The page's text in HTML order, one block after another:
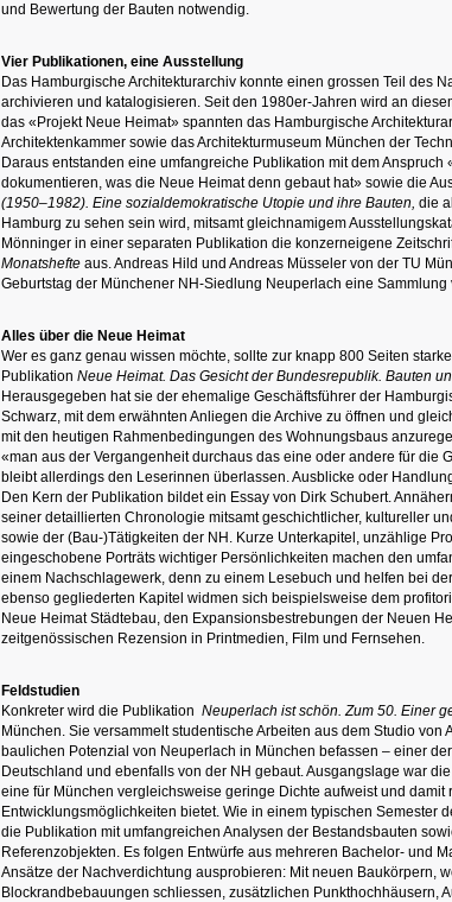
und Bewertung der Bauten notwendig.
Vier Publikationen, eine Ausstellung
Das Hamburgische Architekturarchiv konnte einen grossen Teil des
archivieren und katalogisieren. Seit den 1980er-Jahren wird an
das «Projekt Neue Heimat» spannten das Hamburgische
Architektenkammer sowie das Architekturmuseum München der
Daraus entstanden eine umfangreiche Publikation mit dem Anspruch
dokumentieren, was die Neue Heimat denn gebaut hat» sowie die
(1950–1982). Eine sozialdemokratische Utopie und ihre Bauten, die
Hamburg zu sehen sein wird, mitsamt gleichnamigem
Mönninger in einer separaten Publikation die konzerneigene
Monatshefte aus. Andreas Hild und Andreas Müsseler von der TU
Geburtstag der Münchener NH-Siedlung Neuperlach eine Sammlung
Alles über die Neue Heimat
Wer es ganz genau wissen möchte, sollte zur knapp 800 Seiten
Publikation Neue Heimat. Das Gesicht der Bundesrepublik. Bauten
Herausgegeben hat sie der ehemalige Geschäftsführer der
Schwarz, mit dem erwähnten Anliegen die Archive zu öffnen und
mit den heutigen Rahmenbedingungen des Wohnungsbaus
«man aus der Vergangenheit durchaus das eine oder andere für die
bleibt allerdings den Leserinnen überlassen. Ausblicke oder
Den Kern der Publikation bildet ein Essay von Dirk Schubert.
seiner detaillierten Chronologie mitsamt geschichtlicher, kultureller
sowie der (Bau-)Tätigkeiten der NH. Kurze Unterkapitel, unzählige
eingeschobene Porträts wichtiger Persönlichkeiten machen den
einem Nachschlagewerk, denn zu einem Lesebuch und helfen bei
ebenso gegliederten Kapitel widmen sich beispielsweise dem
Neue Heimat Städtebau, den Expansionsbestrebungen der Neuen
zeitgenössischen Rezension in Printmedien, Film und Fernsehen.
Feldstudien
Konkreter wird die Publikation Neuperlach ist schön. Zum 50. Einer
München. Sie versammelt studentische Arbeiten aus dem Studio von
baulichen Potenzial von Neuperlach in München befassen – einer
Deutschland und ebenfalls von der NH gebaut. Ausgangslage war
eine für München vergleichsweise geringe Dichte aufweist und damit
Entwicklungsmöglichkeiten bietet. Wie in einem typischen Semester
die Publikation mit umfangreichen Analysen der Bestandsbauten
Referenzobjekten. Es folgen Entwürfe aus mehreren Bachelor- und
Ansätze der Nachverdichtung ausprobieren: Mit neuen Baukörpern,
Blockrandbebauungen schliessen, zusätzlichen Punkthochhäusern,